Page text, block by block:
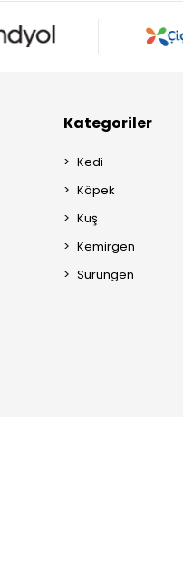
Kategoriler
Kedi
Köpek
Kuş
Kemirgen
Sürüngen